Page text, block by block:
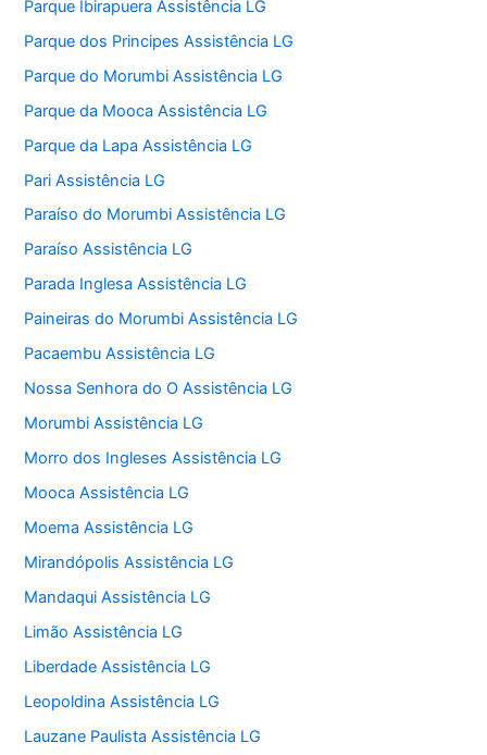
Parque Ibirapuera Assistência LG
Parque dos Principes Assistência LG
Parque do Morumbi Assistência LG
Parque da Mooca Assistência LG
Parque da Lapa Assistência LG
Pari Assistência LG
Paraíso do Morumbi Assistência LG
Paraíso Assistência LG
Parada Inglesa Assistência LG
Paineiras do Morumbi Assistência LG
Pacaembu Assistência LG
Nossa Senhora do O Assistência LG
Morumbi Assistência LG
Morro dos Ingleses Assistência LG
Mooca Assistência LG
Moema Assistência LG
Mirandópolis Assistência LG
Mandaqui Assistência LG
Limão Assistência LG
Liberdade Assistência LG
Leopoldina Assistência LG
Lauzane Paulista Assistência LG